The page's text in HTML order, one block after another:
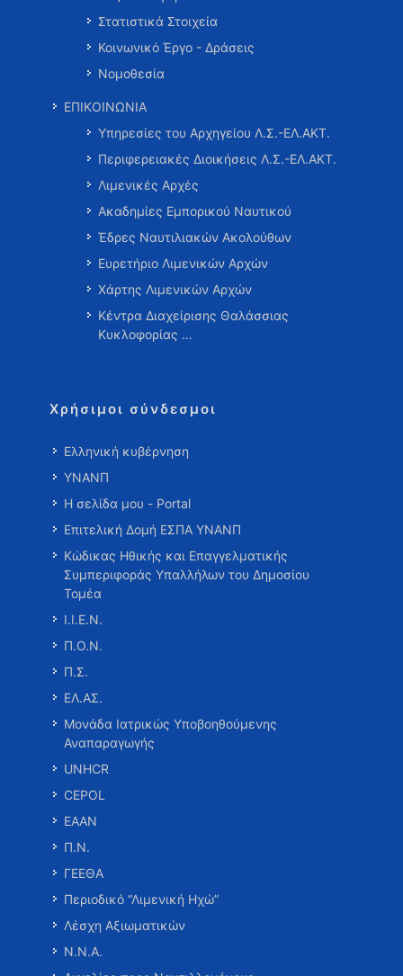
Στατιστικά Στοιχεία
Κοινωνικό Έργο - Δράσεις
Νομοθεσία
ΕΠΙΚΟΙΝΩΝΙΑ
Υπηρεσίες του Αρχηγείου Λ.Σ.-ΕΛ.ΑΚΤ.
Περιφερειακές Διοικήσεις Λ.Σ.-ΕΛ.ΑΚΤ.
Λιμενικές Αρχές
Ακαδημίες Εμπορικού Ναυτικού
Έδρες Ναυτιλιακών Ακολούθων
Ευρετήριο Λιμενικών Αρχών
Χάρτης Λιμενικών Αρχών
Κέντρα Διαχείρισης Θαλάσσιας
Κυκλοφορίας …
Χρήσιμοι σύνδεσμοι
Ελληνική κυβέρνηση
ΥΝΑΝΠ
Η σελίδα μου - Portal
Επιτελική Δομή ΕΣΠΑ ΥΝΑΝΠ
Κώδικας Ηθικής και Επαγγελματικής
Συμπεριφοράς Υπαλλήλων του Δημοσίου
Τομέα
Ι.Ι.Ε.Ν.
Π.Ο.Ν.
Π.Σ.
ΕΛ.ΑΣ.
Μονάδα Ιατρικώς Υποβοηθούμενης
Αναπαραγωγής
UNHCR
CEPOL
ΕΑΑΝ
Π.Ν.
ΓΕΕΘΑ
Περιοδικό “Λιμενική Ηχώ”
Λέσχη Αξιωματικών
Ν.Ν.Α.